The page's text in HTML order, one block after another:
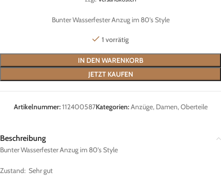
Bunter Wasserfester Anzug im 80’s Style
1 vorrätig
IN DEN WARENKORB
JETZT KAUFEN
Artikelnummer:112400587Kategorien:Anzüge, Damen, Oberteile
Beschreibung
Bunter Wasserfester Anzug im 80’s Style
Zustand: Sehr gut